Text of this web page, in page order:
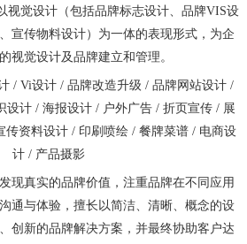
视觉设计（包括品牌标志设计、品牌VIS设
宣传物料设计）为一体的表现形式，为企
视觉设计及品牌建立和管理。
/ Vi设计 / 品牌改造升级 / 品牌网站设计 /
设计 / 海报设计 / 户外广告 / 折页宣传 / 展
传资料设计 / 印刷喷绘 / 餐牌菜谱 / 电商设
计 / 产品摄影
现真实的品牌价值，注重品牌在不同应用
通与体验，擅长以简洁、清晰、概念的设
创新的品牌解决方案，并最终协助客户达